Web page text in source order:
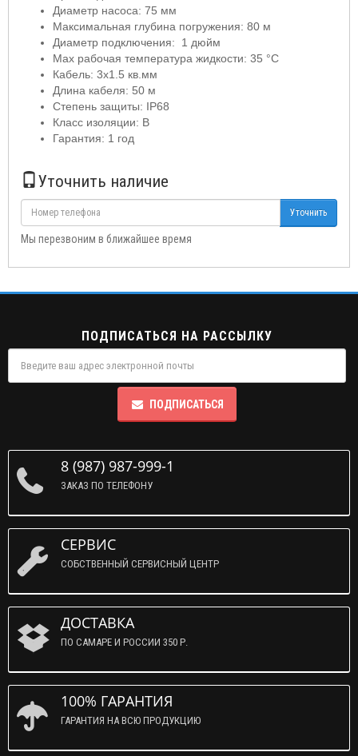
Диаметр насоса: 75 мм
Максимальная глубина погружения: 80 м
Диаметр подключения: 1 дюйм
Max рабочая температура жидкости: 35 °C
Кабель: 3х1.5 кв.мм
Длина кабеля: 50 м
Степень защиты: IP68
Класс изоляции: B
Гарантия: 1 год
Уточнить наличие
Уточнить
Мы перезвоним в ближайшее время
ПОДПИСАТЬСЯ НА РАССЫЛКУ
ПОДПИСАТЬСЯ
8 (987) 987-999-1
ЗАКАЗ ПО ТЕЛЕФОНУ
СЕРВИС
СОБСТВЕННЫЙ СЕРВИСНЫЙ ЦЕНТР
ДОСТАВКА
ПО САМАРЕ И РОССИИ 350 Р.
100% ГАРАНТИЯ
ГАРАНТИЯ НА ВСЮ ПРОДУКЦИЮ